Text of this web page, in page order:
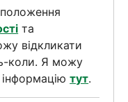
та
відкликати
коли. Я можу
інформаціютут.